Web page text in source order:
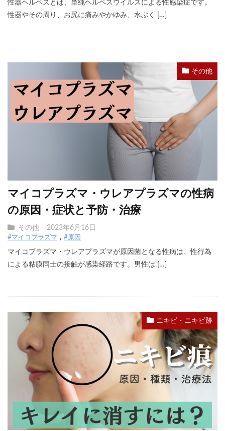
性器ヘルペスとは、単純ヘルペスウイルスによる性感染症です。
性器やその周り、お尻に痛みやかゆみ、⽔ぶく […]
その他
マイコプラズマ・ウレアプラズマの性病
の原因・症状と予防・治療
その他 2023年6月16日
#マイコプラズマ #原因
マイコプラズマ・ウレアプラズマが原因菌となる性病は、性行為
による粘膜同士の接触が感染経路です。男性は […]
ニキビ・ニキビ跡